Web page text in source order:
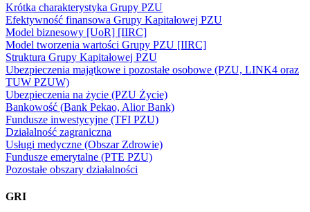
Krótka charakterystyka Grupy PZU
Efektywność finansowa Grupy Kapitałowej PZU
Model biznesowy [UoR] [IIRC]
Model tworzenia wartości Grupy PZU [IIRC]
Struktura Grupy Kapitałowej PZU
Ubezpieczenia majątkowe i pozostałe osobowe (PZU, LINK4 oraz
TUW PZUW)
Ubezpieczenia na życie (PZU Życie)
Bankowość (Bank Pekao, Alior Bank)
Fundusze inwestycyjne (TFI PZU)
Działalność zagraniczna
Usługi medyczne (Obszar Zdrowie)
Fundusze emerytalne (PTE PZU)
Pozostałe obszary działalności
GRI